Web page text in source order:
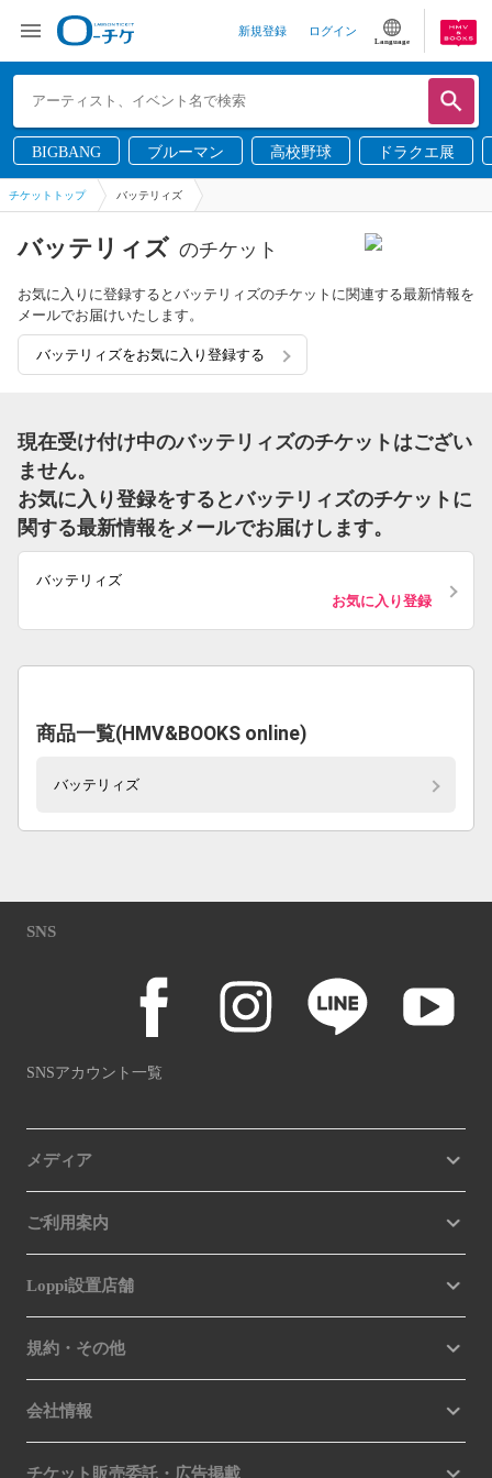
新規登録 ログイン
Language
BIGBANG ブルーマン 高校野球 ドラクエ展
チケットトップ バッテリィズ
バッテリィズ のチケット
お気に入りに登録するとバッテリィズのチケットに関連する最新情報を
メールでお届けいたします。
バッテリィズをお気に入り登録する
現在受け付け中のバッテリィズのチケットはござい
ません。
お気に入り登録をするとバッテリィズのチケットに
関する最新情報をメールでお届けします。
バッテリィズ
お気に入り登録
商品一覧(HMV&BOOKS online)
バッテリィズ
SNS
SNSアカウント一覧
メディア
ご利用案内
Loppi設置店舗
規約・その他
会社情報
チケット販売委託・広告掲載